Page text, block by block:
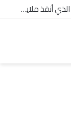
شركة “Scope Developments” تعلن تولي أحمد كمال عيسى منصب الرئيس التنفيذي للقطاع التجاري